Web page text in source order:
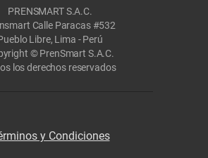
PRENSMART S.A.C.
Calle Paracas #532
Libre, Lima - Perú
© PrenSmart S.A.C.
los derechos reservados
y Condiciones